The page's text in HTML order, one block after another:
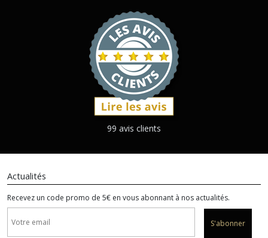
99 avis clients
Actualités
Recevez un code promo de 5€ en vous abonnant à nos actualités.
S'abonner